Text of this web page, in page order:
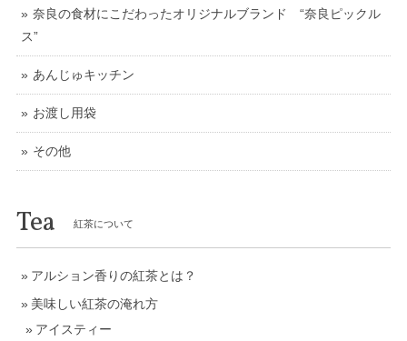
奈良の食材にこだわったオリジナルブランド “奈良ピックル
ス”
あんじゅキッチン
お渡し用袋
その他
Tea 紅茶について
アルション香りの紅茶とは？
美味しい紅茶の淹れ方
アイスティー